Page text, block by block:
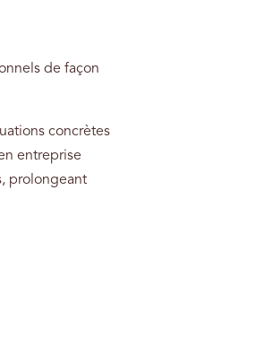
de façon
concrètes
entreprise
prolongeant